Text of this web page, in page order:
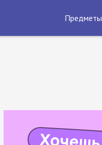
Предметы